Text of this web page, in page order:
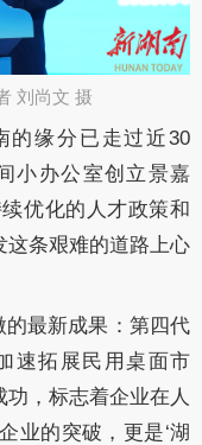
刘尚文 摄​
的缘分已走过近30
小办公室创立景嘉
优化的人才政策和
这条艰难的道路上心
最新成果：第四代
速拓展民用桌面市
，标志着企业在人
业的突破，更是‘湖